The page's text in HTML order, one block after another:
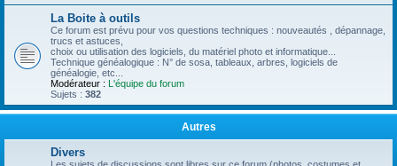
La Boite à outils
Ce forum est prévu pour vos questions techniques : nouveautés , dépannage,
trucs et astuces,
choix ou utilisation des logiciels, du matériel photo et informatique...
Technique généalogique : N° de sosa, tableaux, arbres, logiciels de
généalogie, etc...
Modérateur : L'équipe du forum
Sujets : 382
Autres
Divers